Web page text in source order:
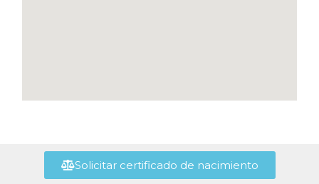
Solicitar certificado de nacimiento